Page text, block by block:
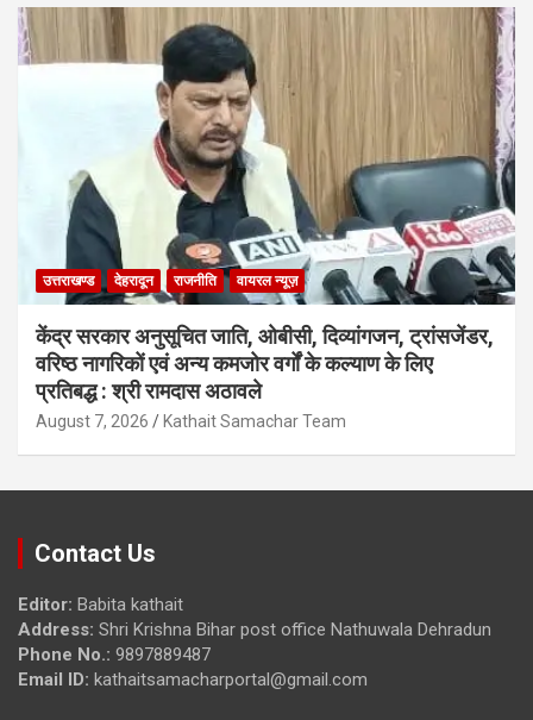
उत्तराखण्ड देहरादून राजनीति वायरल न्यूज़
केंद्र सरकार अनुसूचित जाति, ओबीसी, दिव्यांगजन, ट्रांसजेंडर,
वरिष्ठ नागरिकों एवं अन्य कमजोर वर्गों के कल्याण के लिए
प्रतिबद्ध : श्री रामदास अठावले
August 7, 2026 Kathait Samachar Team
Contact Us
Editor: Babita kathait
Address: Shri Krishna Bihar post office Nathuwala Dehradun
Phone No.: 9897889487
Email ID: kathaitsamacharportal@gmail.com